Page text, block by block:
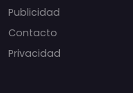
Publicidad
Contacto
Privacidad